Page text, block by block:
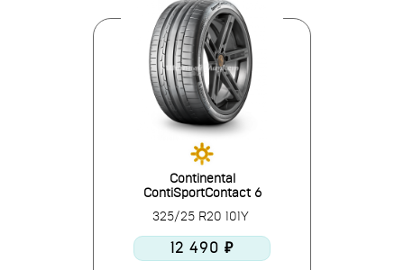
Continental
ContiSportContact 6
325/25 R20 101Y
12 490 ₽